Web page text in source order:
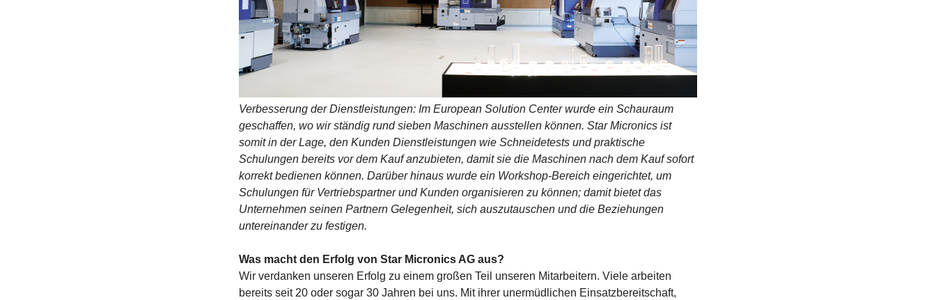
Verbesserung der Dienstleistungen: Im European Solution Center wurde ein Schauraum
geschaffen, wo wir ständig rund sieben Maschinen ausstellen können. Star Micronics ist
somit in der Lage, den Kunden Dienstleistungen wie Schneidetests und praktische
Schulungen bereits vor dem Kauf anzubieten, damit sie die Maschinen nach dem Kauf sofort
korrekt bedienen können. Darüber hinaus wurde ein Workshop-Bereich eingerichtet, um
Schulungen für Vertriebspartner und Kunden organisieren zu können; damit bietet das
Unternehmen seinen Partnern Gelegenheit, sich auszutauschen und die Beziehungen
untereinander zu festigen.
Was macht den Erfolg von Star Micronics AG aus?
Wir verdanken unseren Erfolg zu einem großen Teil unseren Mitarbeitern. Viele arbeiten
bereits seit 20 oder sogar 30 Jahren bei uns. Mit ihrer unermüdlichen Einsatzbereitschaft,